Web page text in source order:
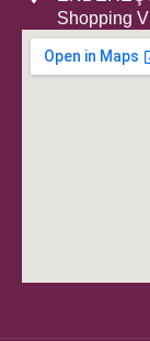
Shopping